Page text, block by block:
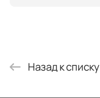
Назад к списку